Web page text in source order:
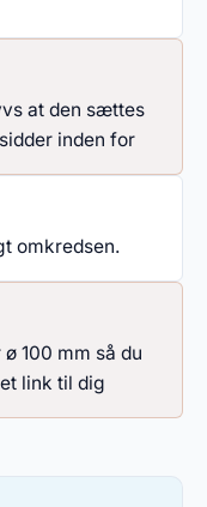
at den sættes
inden for
omkredsen.
100 mm så du
link til dig